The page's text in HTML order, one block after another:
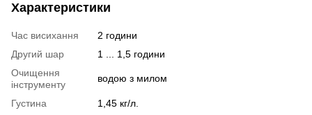
Характеристики
Час висихання
2 години
Другий шар
1 ... 1,5 години
Очищення
інструменту
водою з милом
Густина
1,45 кг/л.